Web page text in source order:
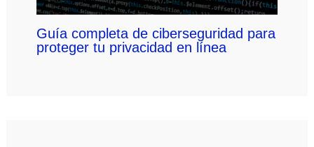
Guía completa de ciberseguridad para
proteger tu privacidad en línea